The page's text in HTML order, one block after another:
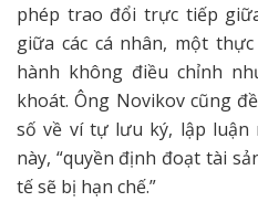
phép trao đổi trực tiếp
giữa các cá nhân, một
hành không điều chỉnh
khoát. Ông Novikov cũng
số về ví tự lưu ký, lập luận
này, “quyền định đoạt tài
tế sẽ bị hạn chế.”